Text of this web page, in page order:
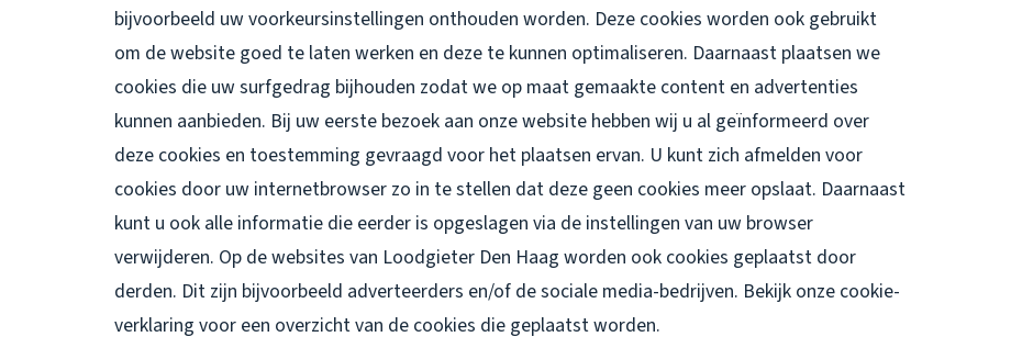
bijvoorbeeld uw voorkeursinstellingen onthouden worden. Deze cookies worden ook gebruikt
om de website goed te laten werken en deze te kunnen optimaliseren. Daarnaast plaatsen we
cookies die uw surfgedrag bijhouden zodat we op maat gemaakte content en advertenties
kunnen aanbieden. Bij uw eerste bezoek aan onze website hebben wij u al geïnformeerd over
deze cookies en toestemming gevraagd voor het plaatsen ervan. U kunt zich afmelden voor
cookies door uw internetbrowser zo in te stellen dat deze geen cookies meer opslaat. Daarnaast
kunt u ook alle informatie die eerder is opgeslagen via de instellingen van uw browser
verwijderen. Op de websites van Loodgieter Den Haag worden ook cookies geplaatst door
derden. Dit zijn bijvoorbeeld adverteerders en/of de sociale media-bedrijven. Bekijk onze cookie-
verklaring voor een overzicht van de cookies die geplaatst worden.